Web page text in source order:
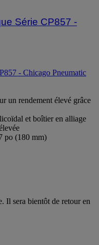
Série CP857 -
- Chicago Pneumatic
un rendement élevé grâce
et boîtier en alliage
po (180 mm)
Il sera bientôt de retour en